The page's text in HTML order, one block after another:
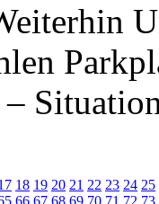
–
18 19 20 21 22 23 24 25
66 67 68 69 70 71 72 73